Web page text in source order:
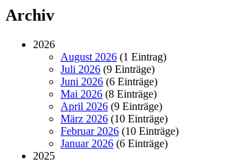
Archiv
2026
August 2026 (1 Eintrag)
Juli 2026 (9 Einträge)
Juni 2026 (6 Einträge)
Mai 2026 (8 Einträge)
April 2026 (9 Einträge)
März 2026 (10 Einträge)
Februar 2026 (10 Einträge)
Januar 2026 (6 Einträge)
2025